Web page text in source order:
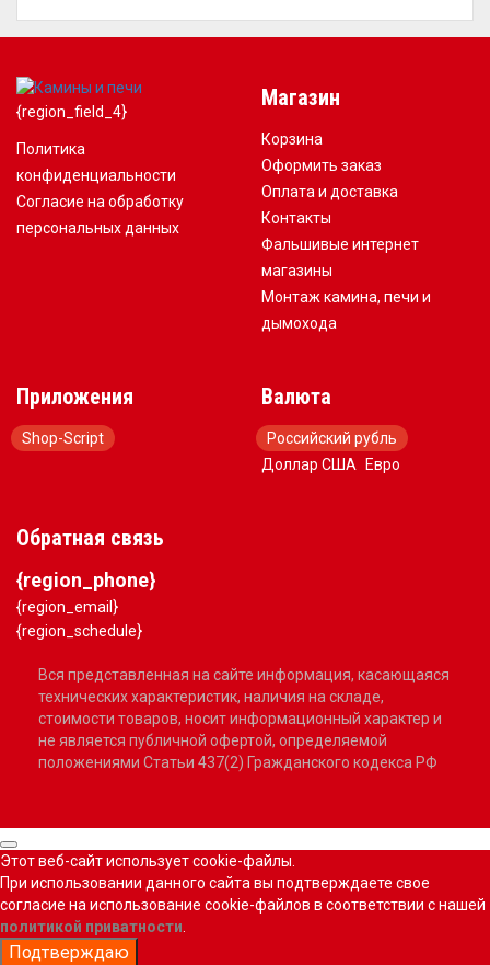
{region_field_4}
Политика
конфиденциальности
Согласие на обработку
персональных данных
Магазин
Корзина
Оформить заказ
Оплата и доставка
Контакты
Фальшивые интернет
магазины
Монтаж камина, печи и
дымохода
Приложения
Shop-Script
Валюта
Российский рубль
Доллар США
Евро
Обратная связь
{region_phone}
{region_email}
{region_schedule}
Вся представленная на сайте информация, касающаяся
технических характеристик, наличия на складе,
стоимости товаров, носит информационный характер и
не является публичной офертой, определяемой
положениями Статьи 437(2) Гражданского кодекса РФ
Этот веб-сайт использует cookie-файлы.
При использовании данного сайта вы подтверждаете свое
согласие на использование cookie-файлов в соответствии с нашей
политикой приватности
Подтверждаю